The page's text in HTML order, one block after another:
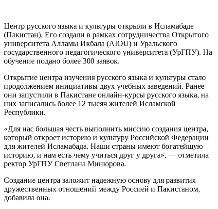
Центр русского языка и культуры открыли в Исламабаде
(Пакистан). Его создали в рамках сотрудничества Открытого
университета Алламы Икбала (AIOU) и Уральского
государственного педагогического университета (УрГПУ). На
обучение подано более 300 заявок.
Открытие центра изучения русского языка и культуры стало
продолжением инициативы двух учебных заведений. Ранее
они запустили в Пакистане онлайн-курсы русского языка, на
них записались более 12 тысяч жителей Исламской
Республики.
«Для нас большая честь выполнить миссию создания центра,
который откроет историю и культуру Российской Федерации
для жителей Исламабада. Наши страны имеют богатейшую
историю, и нам есть чему учиться друг у друга», — отметила
ректор УрГПУ Светлана Минюрова.
Создание центра заложит надежную основу для развития
дружественных отношений между Россией и Пакистаном,
добавила она.